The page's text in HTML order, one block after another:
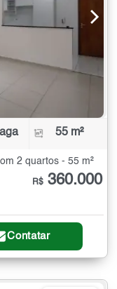
55 m²
2 quartos - 55 m²
R$ 360.000
Contatar